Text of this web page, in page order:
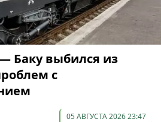
Баку выбился из
с
05 АВГУСТА 2026 23:47